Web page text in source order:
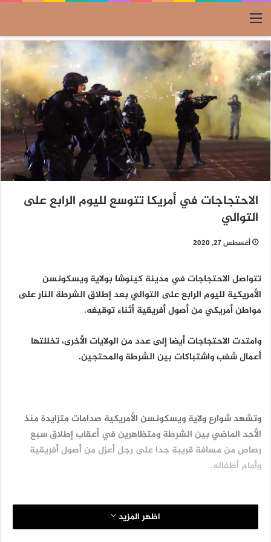
القائمة
الاحتجاجات في أمريكا تتوسع لليوم الرابع على
التوالي
أغسطس 27, 2020
تتواصل الاحتجاجات في مدينة كينوشا بولاية ويسكونسن
الأمريكية لليوم الرابع على التوالي بعد إطلاق الشرطة النار على
مواطن أمريكي من أصول أفريقية أثناء توقيفه.
وامتدت الاحتجاجات أيضا إلى عدد من الولايات الأخرى، تخللتها
أعمال شغب واشتباكات بين الشرطة والمحتجين.
وتشهد شوارع ولاية ويسكونسن الأمريكية صدامات متزايدة منذ
الأحد الماضي بين الشرطة ومتظاهرين في أعقاب إطلاق سبع
رصاص من مسافة قريبة جدا على رجل أعزل من أصول أفريقية
وأمام أطفاله.
الحادث فجر موجة احتجاجات جديدة في البلاد ضد العنصرية
اظهر المزيد